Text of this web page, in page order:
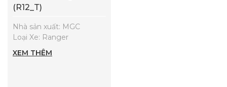
(R12_T)
Nhà sản xuất: MGC
Loại Xe: Ranger
XEM THÊM